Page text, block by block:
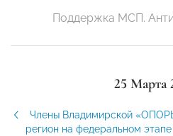
Поддержка МСП.
25 Марта
Члены Владимирской
регион на федеральном